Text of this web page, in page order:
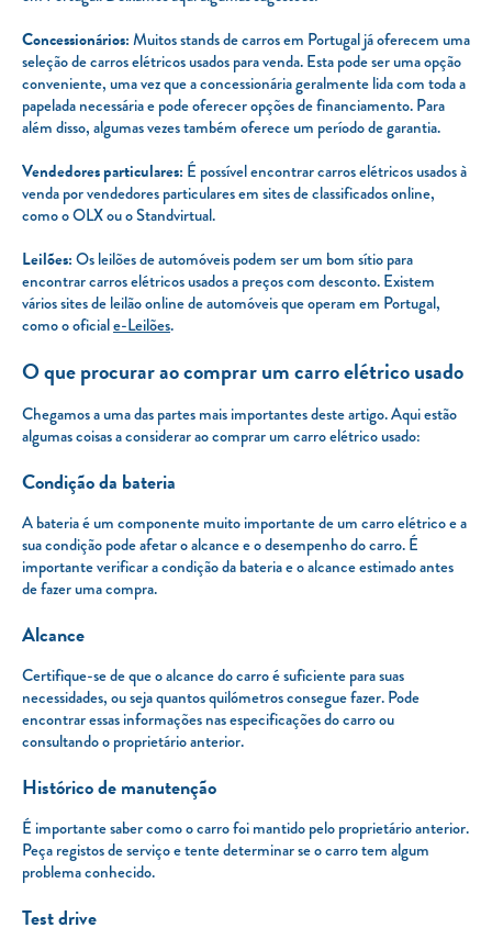
Concessionários:Muitos stands de carros em Portugal já oferecem uma
seleção de carros elétricos usados para venda. Esta pode ser uma opção
conveniente, uma vez que a concessionária geralmente lida com toda a
papelada necessária e pode oferecer opções de financiamento. Para
além disso, algumas vezes também oferece um período de garantia.
Vendedores particulares: É possível encontrar carros elétricos usados à
venda por vendedores particulares em sites de classificados online,
como o OLX ou o Standvirtual.
Leilões:Os leilões de automóveis podem ser um bom sítio para
encontrar carros elétricos usados a preços com desconto. Existem
vários sites de leilão online de automóveis que operam em Portugal,
como o oficiale-Leilões.
O que procurar ao comprar um carro elétrico usado
Chegamos a uma das partes mais importantes deste artigo. Aqui estão
algumas coisas a considerar ao comprar um carro elétrico usado:
Condição da bateria
A bateria é um componente muito importante de um carro elétrico e a
sua condição pode afetar o alcance e o desempenho do carro. É
importante verificar a condição da bateria e o alcance estimado antes
de fazer uma compra.
Alcance
Certifique-se de que o alcance do carro é suficiente para suas
necessidades, ou seja quantos quilómetros consegue fazer. Pode
encontrar essas informações nas especificações do carro ou
consultando o proprietário anterior.
Histórico de manutenção
É importante saber como o carro foi mantido pelo proprietário anterior.
Peça registos de serviço e tente determinar se o carro tem algum
problema conhecido.
Test drive